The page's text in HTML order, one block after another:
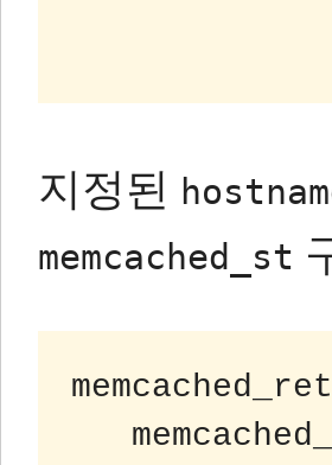
지정된
memcached_st